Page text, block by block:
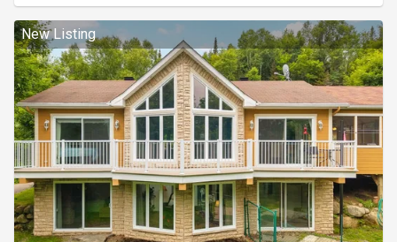
articles de cuisine, outils, équipement sportif.
New Listing